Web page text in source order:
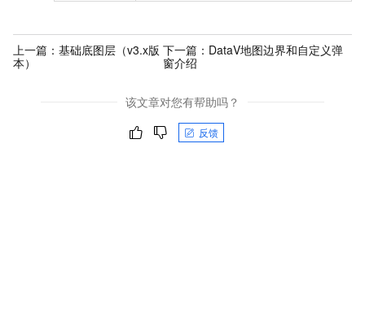
上一篇： 基础底图层（v3.x版
本）
下一篇： DataV地图边界和自定义弹
窗介绍
该文章对您有帮助吗？
反馈